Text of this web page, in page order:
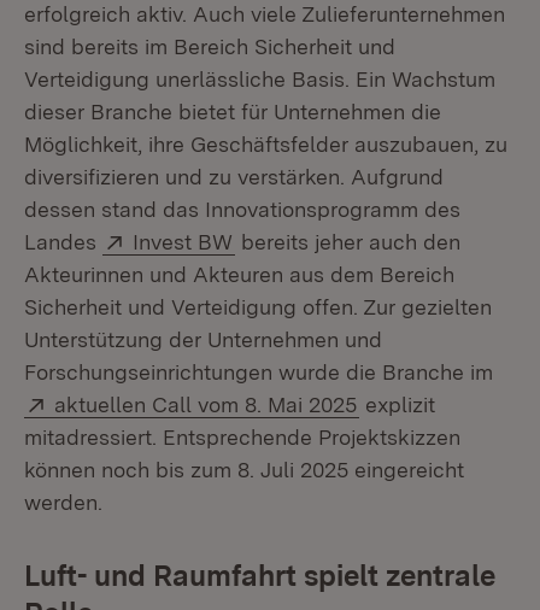
erfolgreich aktiv. Auch viele Zulieferunternehmen
sind bereits im Bereich Sicherheit und
Verteidigung unerlässliche Basis. Ein Wachstum
dieser Branche bietet für Unternehmen die
Möglichkeit, ihre Geschäftsfelder auszubauen, zu
diversifizieren und zu verstärken. Aufgrund
dessen stand das Innovationsprogramm des
Landes
Extern:
Invest BW (Öffnet in neuem Fenster)
bereits jeher auch den
Akteurinnen und Akteuren aus dem Bereich
Sicherheit und Verteidigung offen. Zur gezielten
Unterstützung der Unternehmen und
Forschungseinrichtungen wurde die Branche im
Extern:
aktuellen Call vom 8. Mai 2025 (Öffnet in neuem
explizit
mitadressiert. Entsprechende Projektskizzen
können noch bis zum 8. Juli 2025 eingereicht
werden.
Luft- und Raumfahrt spielt zentrale